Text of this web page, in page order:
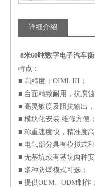
详细介绍
8米60吨数字电子汽车
特点：
■ 高精度：OIML III；
■ 台面精致耐用，抗腐
■ 高灵敏度及阻抗输出
■ 模块化安装.维修方便
■ 称重速度快，精准度
■ 电气部分具有模拟式
■ 无基坑或有基坑两种
■ 多种防爆模式可选；
■ 提供OEM、ODM制作